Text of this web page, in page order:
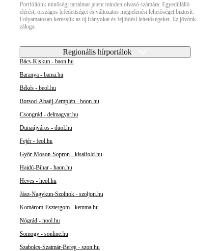
Portfóliónk minőségi tartalmat jelent minden olvasó számára. Egyedülálló
elérést, országos lefedettséget és változatos megjelenési lehetőséget biztosít.
Folyamatosan keressük az új irányokat és fejlődési lehetőségeket. Ez jövőnk
záloga.
Regionális hírportálok
Bács-Kiskun - baon.hu
Baranya - bama.hu
Békés - beol.hu
Borsod-Abaúj-Zemplén - boon.hu
Csongrád - delmagyar.hu
Dunaújváros - duol.hu
Fejér - feol.hu
Győr-Moson-Sopron - kisalfold.hu
Hajdú-Bihar - haon.hu
Heves - heol.hu
Jász-Nagykun-Szolnok - szoljon.hu
Komárom-Esztergom - kemma.hu
Nógrád - nool.hu
Somogy - sonline.hu
Szabolcs-Szatmár-Bereg - szon.hu